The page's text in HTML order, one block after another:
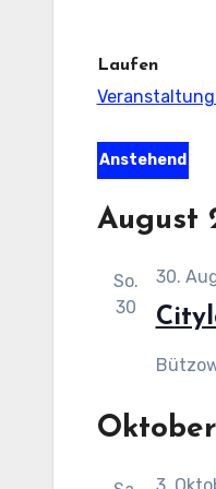
Laufen
Anstehend
wählen.
August
So.
30
30.